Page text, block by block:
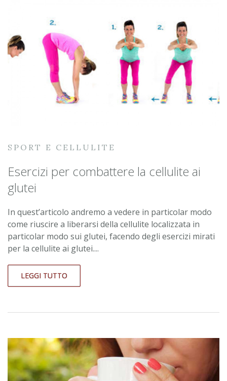
SPORT E CELLULITE
Esercizi per combattere la cellulite ai
glutei
In quest’articolo andremo a vedere in particolar modo
come riuscire a liberarsi della cellulite localizzata in
particolar modo sui glutei, facendo degli esercizi mirati
per la cellulite ai glutei....
LEGGI TUTTO